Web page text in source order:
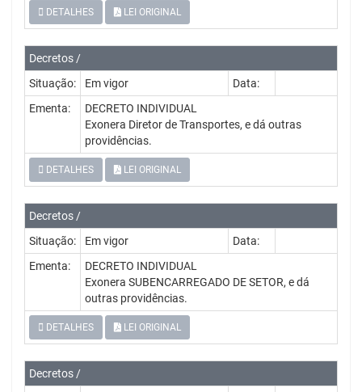
DETALHES LEI ORIGINAL
Decretos /
Situação:
Em vigor
Data:
Ementa:
DECRETO INDIVIDUAL
Exonera Diretor de Transportes, e dá outras
providências.
DETALHES LEI ORIGINAL
Decretos /
Situação:
Em vigor
Data:
Ementa:
DECRETO INDIVIDUAL
Exonera SUBENCARREGADO DE SETOR, e dá
outras providências.
DETALHES LEI ORIGINAL
Decretos /